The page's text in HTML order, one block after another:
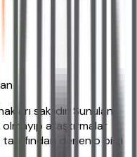
saklıdır. Sunulan
araştırmalar
tarafından derlenip bilgi